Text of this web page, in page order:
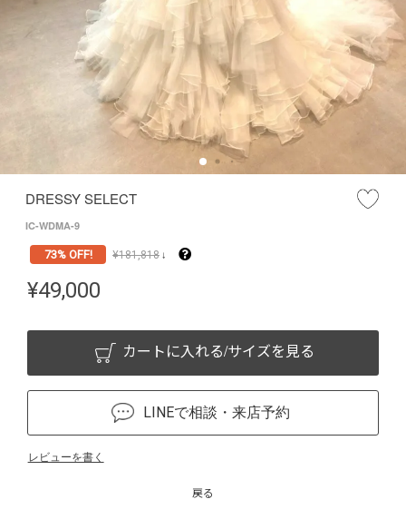
DRESSY SELECT
IC-WDMA-9
¥181,818↓
73% OFF!
¥49,000
カートに入れる/サイズを見る
LINEで相談・来店予約
レビューを書く
戻る